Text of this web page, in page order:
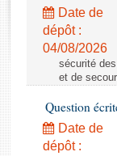
Rapports
Rapports sur
Baromètre de
Dossiers
Budget et
Questions
Date de
dépôt :
04/08/2026
sécurité
et de
Question
Date de
dépôt :